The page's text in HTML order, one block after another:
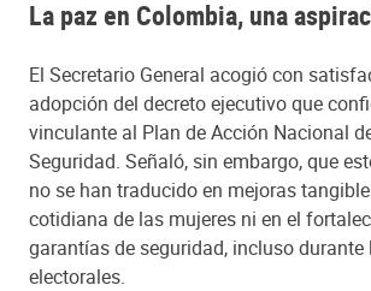
La paz en Colombia, una
El Secretario General acogió con
adopción del decreto ejecutivo que
vinculante al Plan de Acción Nacional
Seguridad. Señaló, sin embargo, que
no se han traducido en mejoras
cotidiana de las mujeres ni en el
garantías de seguridad, incluso durante
electorales.